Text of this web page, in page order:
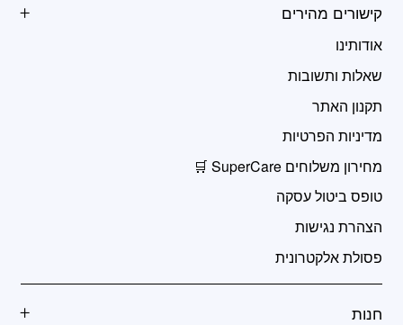
קישורים מהירים
אודותינו
שאלות ותשובות
תקנון האתר
מדיניות הפרטיות
מחירון משלוחים SuperCare 🛒
טופס ביטול עסקה
הצהרת נגישות
פסולת אלקטרונית
חנות